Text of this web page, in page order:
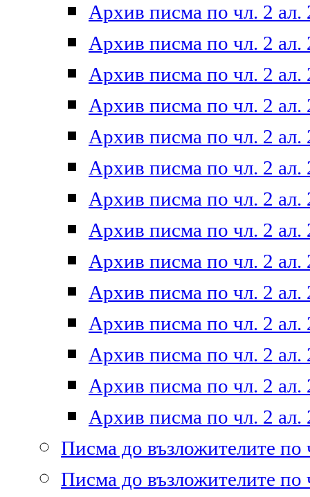
Архив писма по чл. 2 ал.
Архив писма по чл. 2 ал.
Архив писма по чл. 2 ал.
Архив писма по чл. 2 ал.
Архив писма по чл. 2 ал.
Архив писма по чл. 2 ал.
Архив писма по чл. 2 ал.
Архив писма по чл. 2 ал.
Архив писма по чл. 2 ал.
Архив писма по чл. 2 ал.
Архив писма по чл. 2 ал.
Архив писма по чл. 2 ал.
Архив писма по чл. 2 ал.
Архив писма по чл. 2 ал.
Писма до възложителите по
Писма до възложителите по